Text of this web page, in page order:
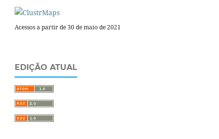
Acessos a partir de 30 de maio de 2021
EDIÇÃO ATUAL